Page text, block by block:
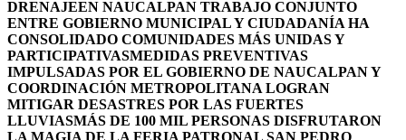
DRENAJEEN NAUCALPAN TRABAJO CONJUNTO
ENTRE GOBIERNO MUNICIPAL Y CIUDADANÍA HA
CONSOLIDADO COMUNIDADES MÁS UNIDAS Y
PARTICIPATIVASMEDIDAS PREVENTIVAS
IMPULSADAS POR EL GOBIERNO DE NAUCALPAN Y
COORDINACIÓN METROPOLITANA LOGRAN
MITIGAR DESASTRES POR LAS FUERTES
LLUVIASMÁS DE 100 MIL PERSONAS DISFRUTARON
LA MAGIA DE LA FERIA PATRONAL SAN PEDRO